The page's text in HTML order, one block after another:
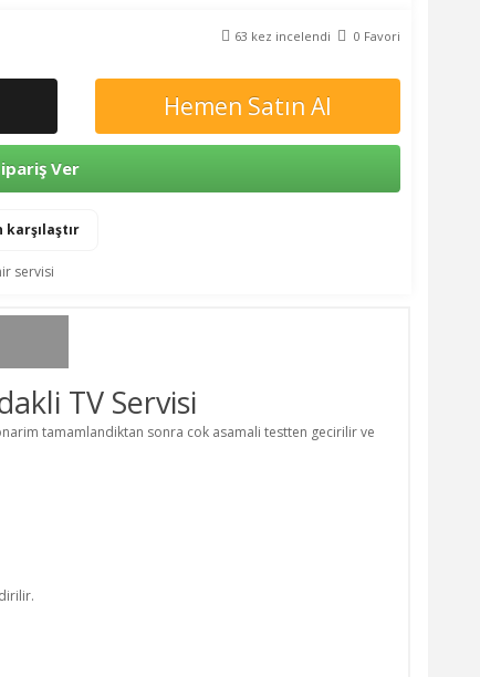
63 kez incelendi 0 Favori
Hemen Satın Al
Ver
karşılaştır
servisi
TV Servisi
tamamlandiktan sonra cok asamali testten gecirilir ve